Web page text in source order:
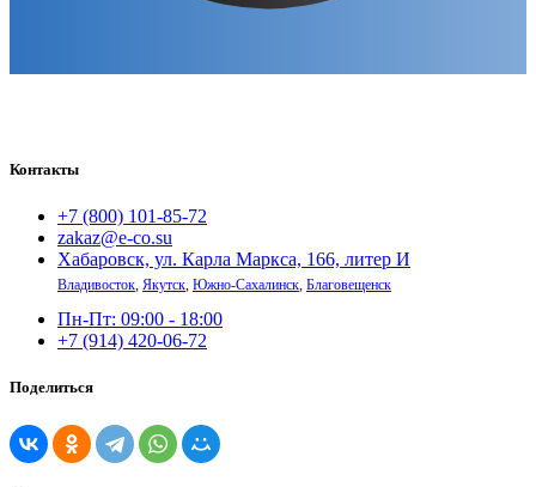
Контакты
+7 (800) 101-85-72
zakaz@e-co.su
Хабаровск, ул. Карла Маркса, 166, литер И
Владивосток, Якутск, Южно-Сахалинск, Благовещенск
Пн-Пт: 09:00 - 18:00
+7 (914) 420-06-72
Поделиться